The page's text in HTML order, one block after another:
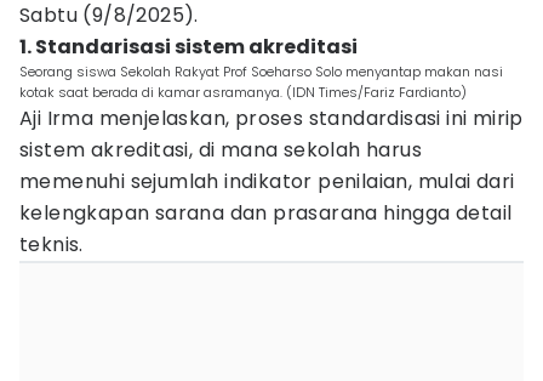
Sabtu (9/8/2025).
1. Standarisasi sistem akreditasi
Seorang siswa Sekolah Rakyat Prof Soeharso Solo menyantap makan nasi
kotak saat berada di kamar asramanya. (IDN Times/Fariz Fardianto)
Aji Irma menjelaskan, proses standardisasi ini mirip
sistem akreditasi, di mana sekolah harus
memenuhi sejumlah indikator penilaian, mulai dari
kelengkapan sarana dan prasarana hingga detail
teknis.